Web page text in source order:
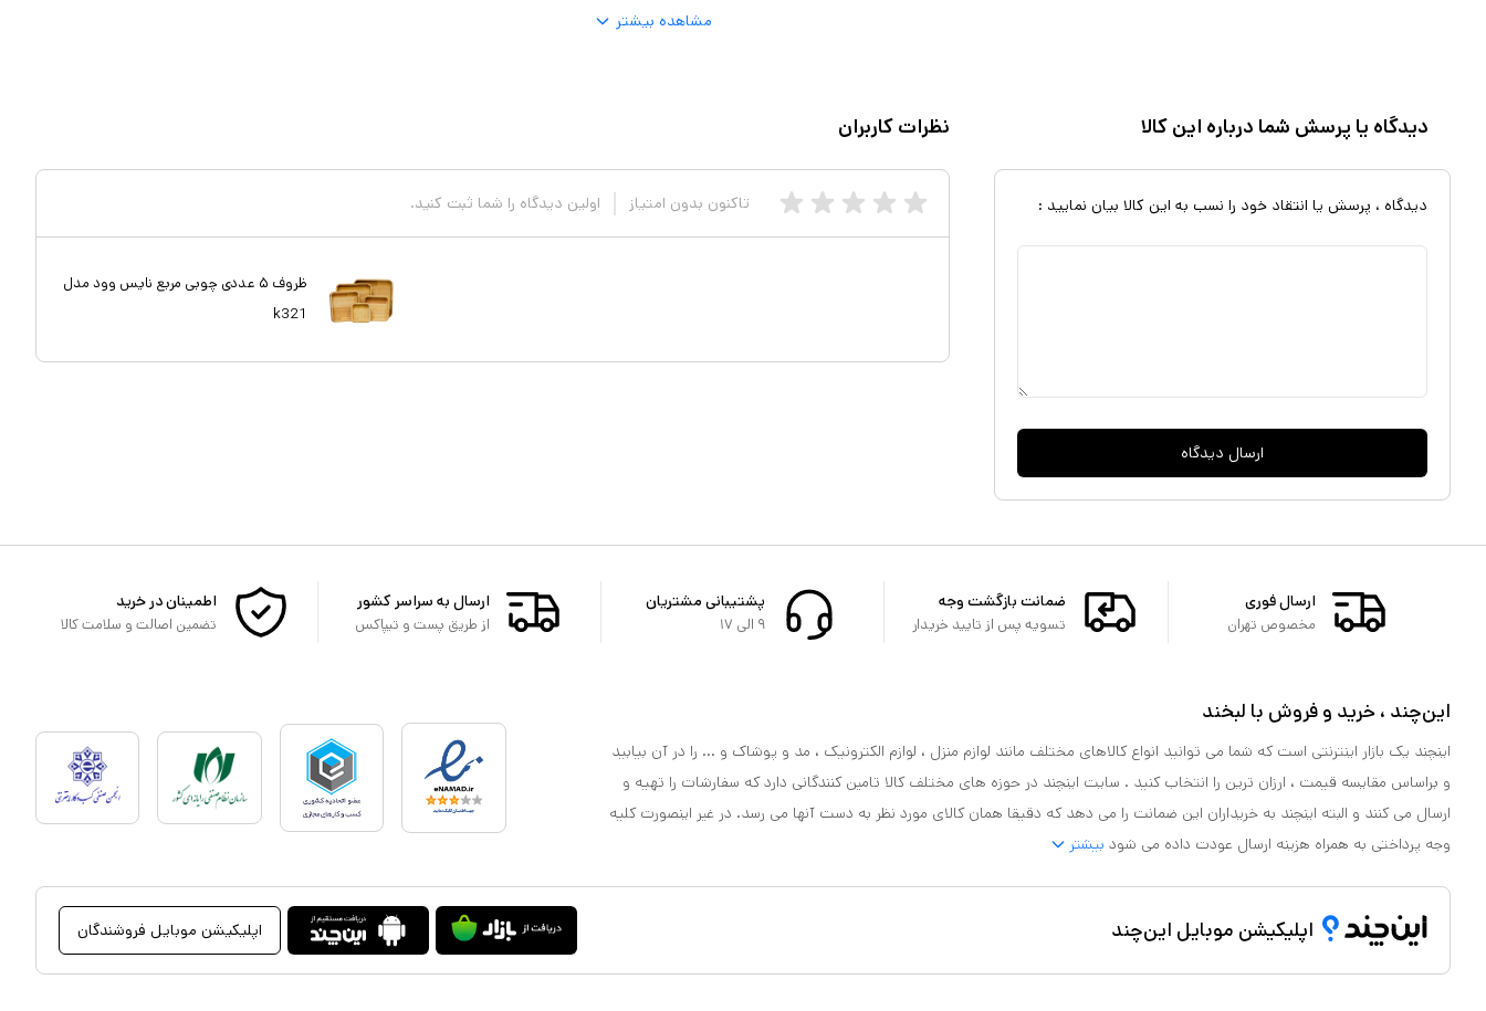
مشاهده بیشتر
دیدگاه یا پرسش شما درباره این کالا
دیدگاه ، پرسش یا انتقاد خود را نسب به این کالا بیان نمایید :
ارسال دیدگاه
نظرات کاربران
تاکنون بدون امتیاز اولین دیدگاه را شما ثبت کنید.
ظروف ۵ عددی چوبی مربع نایس وود مدل
k321
ارسال فوری
مخصوص تهران
ضمانت بازگشت وجه
تسویه پس از تایید خریدار
پشتیبانی مشتریان
۹ الی ۱۷
ارسال به سراسر کشور
از طریق پست و تیپاکس
اطمینان در خرید
تضمین اصالت و سلامت کالا
این‌چند ، خرید و فروش با لبخند
اینچند یک بازار اینترنتی است که شما می توانید انواع کالاهای مختلف مانند لوازم منزل ، لوازم الکترونیک ، مد و پوشاک و ... را در آن بیابید
و براساس مقایسه قیمت ، ارزان ترین را انتخاب کنید . سایت اینچند در حوزه های مختلف کالا تامین کنندگانی دارد که سفارشات را تهیه و
ارسال می کنند و البته اینچند به خریداران این ضمانت را می دهد که دقیقا همان کالای مورد نظر به دست آنها می رسد. در غیر اینصورت کلیه
وجه پرداختی به همراه هزینه ارسال عودت داده می شود بیشتر
اپلیکیشن موبایل این‌چند اپلیکیشن موبایل فروشندگان